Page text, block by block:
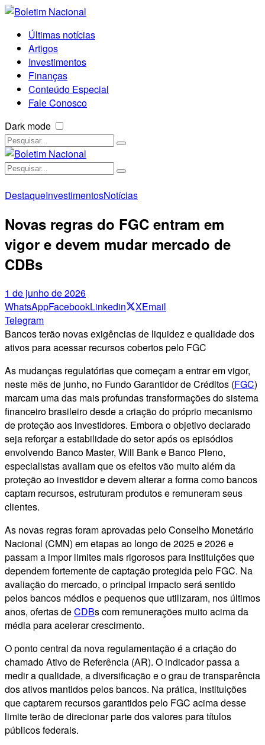
Últimas notícias
Artigos
Investimentos
Finanças
Conteúdo Especial
Fale Conosco
Dark mode
DestaqueInvestimentosNotícias
Novas regras do FGC entram em
vigor e devem mudar mercado de
CDBs
1 de junho de 2026
WhatsAppFacebookLinkedin XEmail
Telegram
Bancos terão novas exigências de liquidez e qualidade dos
ativos para acessar recursos cobertos pelo FGC
As mudanças regulatórias que começam a entrar em vigor,
neste mês de junho, no Fundo Garantidor de Créditos (FGC)
marcam uma das mais profundas transformações do sistema
financeiro brasileiro desde a criação do próprio mecanismo
de proteção aos investidores. Embora o objetivo declarado
seja reforçar a estabilidade do setor após os episódios
envolvendo Banco Master, Will Bank e Banco Pleno,
especialistas avaliam que os efeitos vão muito além da
proteção ao investidor e devem alterar a forma como bancos
captam recursos, estruturam produtos e remuneram seus
clientes.
As novas regras foram aprovadas pelo Conselho Monetário
Nacional (CMN) em etapas ao longo de 2025 e 2026 e
passam a impor limites mais rigorosos para instituições que
dependem fortemente de captação protegida pelo FGC. Na
avaliação do mercado, o principal impacto será sentido
pelos bancos médios e pequenos que utilizaram, nos últimos
anos, ofertas deCDBs com remunerações muito acima da
média para acelerar crescimento.
O ponto central da nova regulamentação é a criação do
chamado Ativo de Referência (AR). O indicador passa a
medir a qualidade, a diversificação e o grau de transparência
dos ativos mantidos pelos bancos. Na prática, instituições
que captarem recursos garantidos pelo FGC acima desse
limite terão de direcionar parte dos valores para títulos
públicos federais.